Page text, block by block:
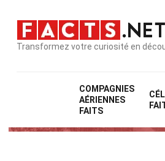
Transformez votre curiosité en
COMPAGNIES
AÉRIENNES
FAITS